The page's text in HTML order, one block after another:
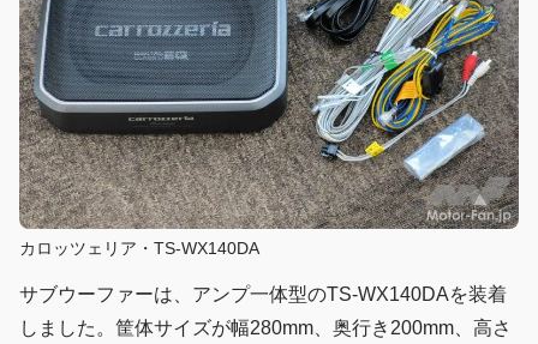
カロッツェリア・TS-WX140DA
サブウーファーは、アンプ一体型のTS-WX140DAを装着
しました。筐体サイズが幅280mm、奥行き200mm、高さ